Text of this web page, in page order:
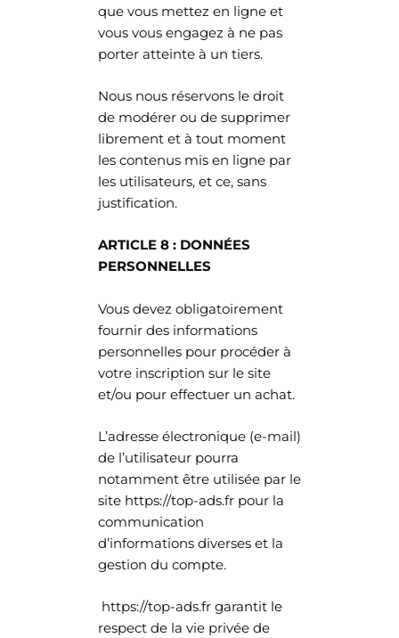
que vous mettez en ligne et
vous vous engagez à ne pas
porter atteinte à un tiers.
Nous nous réservons le droit
de modérer ou de supprimer
librement et à tout moment
les contenus mis en ligne par
les utilisateurs, et ce, sans
justification.
ARTICLE 8 : DONNÉES
PERSONNELLES
Vous devez obligatoirement
fournir des informations
personnelles pour procéder à
votre inscription sur le site
et/ou pour effectuer un achat.
L’adresse électronique (e-mail)
de l’utilisateur pourra
notamment être utilisée par le
site https://top-ads.fr pour la
communication
d’informations diverses et la
gestion du compte.
https://top-ads.fr garantit le
respect de la vie privée de